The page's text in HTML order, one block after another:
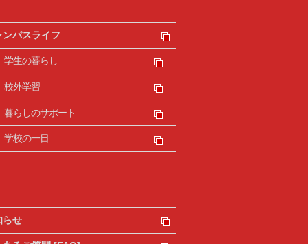
ンパスライフ
学生の暮らし
校外学習
暮らしのサポート
学校の一日
らせ